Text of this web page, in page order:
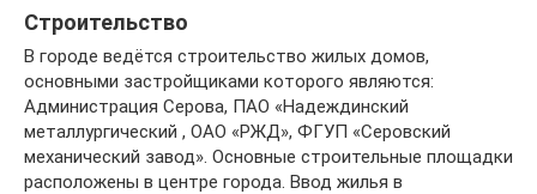
Строительство
В городе ведётся строительство жилых домов,
основными застройщиками которого являются:
Администрация Серова, ПАО «Надеждинский
металлургический , ОАО «РЖД», ФГУП «Серовский
механический завод». Основные строительные площадки
расположены в центре города. Ввод жилья в